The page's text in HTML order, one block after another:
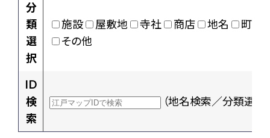
分
類
選
択
施設 屋敷地 寺社 商店 地名
町村
その他
ID
検
索
（地名検索／分類選択